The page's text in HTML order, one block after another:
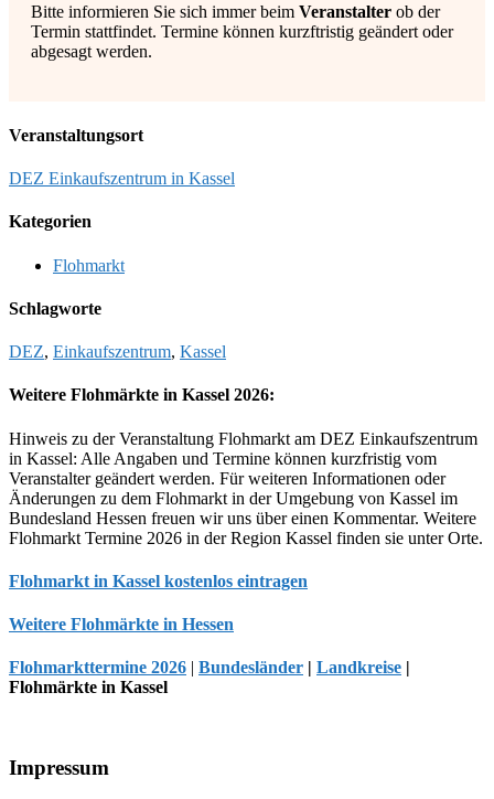
Bitte informieren Sie sich immer beim Veranstalter ob der
Termin stattfindet. Termine können kurzftristig geändert oder
abgesagt werden.
Veranstaltungsort
DEZ Einkaufszentrum in Kassel
Kategorien
Flohmarkt
Schlagworte
DEZ, Einkaufszentrum, Kassel
Weitere Flohmärkte in Kassel 2026:
Hinweis zu der Veranstaltung Flohmarkt am DEZ Einkaufszentrum
in Kassel: Alle Angaben und Termine können kurzfristig vom
Veranstalter geändert werden. Für weiteren Informationen oder
Änderungen zu dem Flohmarkt in der Umgebung von Kassel im
Bundesland Hessen freuen wir uns über einen Kommentar. Weitere
Flohmarkt Termine 2026 in der Region Kassel finden sie unter Orte.
Flohmarkt in Kassel kostenlos eintragen
Weitere Flohmärkte in Hessen
Flohmarkttermine 2026 | Bundesländer | Landkreise |
Flohmärkte in Kassel
Footer
Impressum